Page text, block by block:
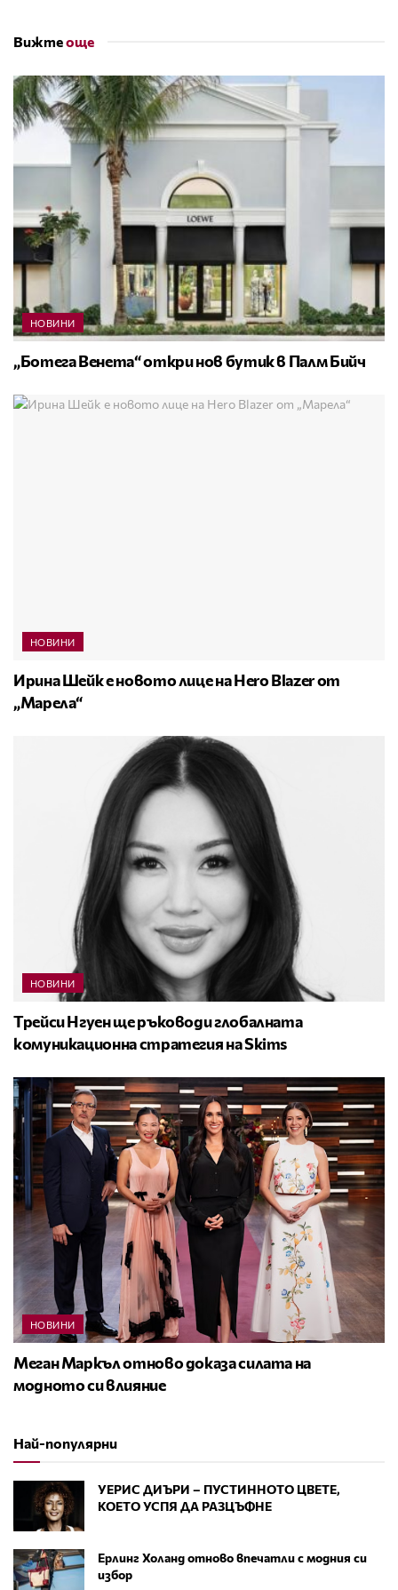
Вижтеоще
НОВИНИ
„Ботега Венета“ откри нов бутик в Палм Бийч
НОВИНИ
Ирина Шейк е новото лице на Hero Blazer от
„Марела“
НОВИНИ
Трейси Нгуен ще ръководи глобалната
комуникационна стратегия на Skims
НОВИНИ
Меган Маркъл отново доказа силата на
модното си влияние
Най-популярни
УЕРИС ДИЪРИ – ПУСТИННОТО ЦВЕТЕ,
КОЕТО УСПЯ ДА РАЗЦЪФНЕ
Ерлинг Холанд отново впечатли с модния си
избор